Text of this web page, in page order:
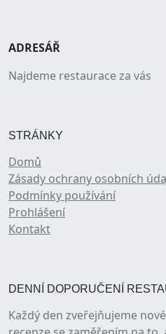
ADRESÁŘ
Najdeme restaurace za vás
STRÁNKY
Domů
Zásady ochrany osobních
Podmínky používání
Prohlášení
Kontakt
DENNÍ DOPORUČENÍ
Každý den zveřejňujeme